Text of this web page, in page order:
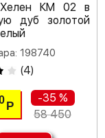
КМ 02 в
дуб золотой
198740
(4)
Р
-35 %
58 450